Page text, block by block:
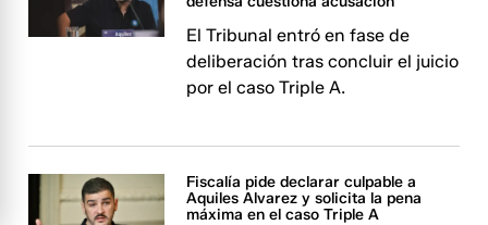
El Tribunal entró en fase de
deliberación tras concluir el juicio
por el caso Triple A.
Fiscalía pide declarar culpable a
Aquiles Alvarez y solicita la pena
máxima en el caso Triple A